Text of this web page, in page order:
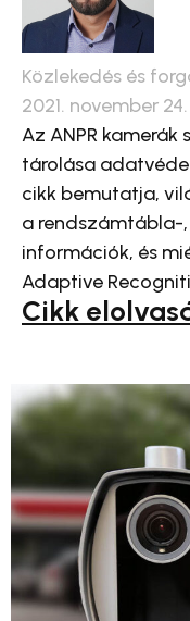
Közlekedés és
2021. november 24.
Az ANPR
tárolása
cikk bemutatja,
a rendszámtábla-
információk, és
Adaptive
Cikk